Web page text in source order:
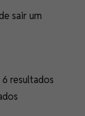
sair um
resultados